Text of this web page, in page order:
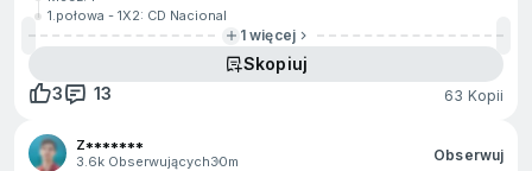
1.połowa - 1X2: CD Nacional
1 więcej
Skopiuj
3
13 63 Kopii
Z*******
3.6k Obserwujących30m Obserwuj